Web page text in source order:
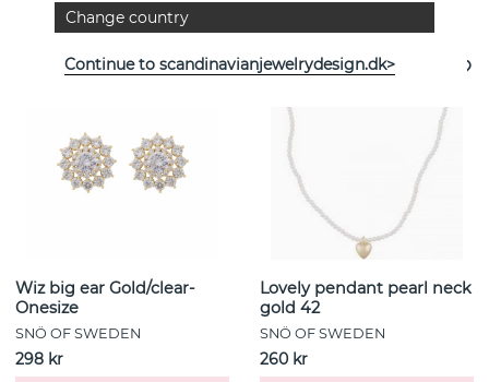
Se flere varer
Wiz big ear Gold/clear-
Onesize
SNÖ OF SWEDEN
298 kr
Lovely pendant pearl neck
gold 42
SNÖ OF SWEDEN
260 kr
Change country
Continue to scandinavianjewelrydesign.dk>